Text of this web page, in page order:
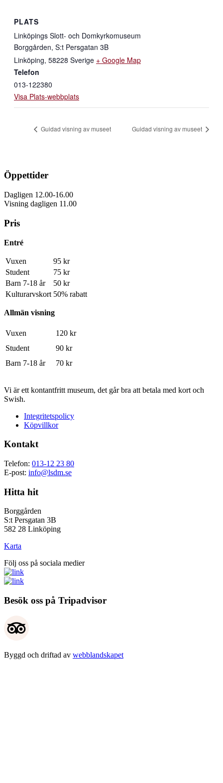
PLATS
Linköpings Slott- och Domkyrkomuseum
Borggården, S:t Persgatan 3B
Linköping, 58228 Sverige + Google Map
Telefon
013-122380
Visa Plats-webbplats
Guidad visning av museet Guidad visning av museet
Öppettider
Dagligen 12.00-16.00
Visning dagligen 11.00
Pris
Entré
Vuxen
95 kr
Student
75 kr
Barn 7-18 år
50 kr
Kulturarvskort 50% rabatt
Allmän visning
Vuxen
120 kr
Student
90 kr
Barn 7-18 år
70 kr
Vi är ett kontantfritt museum, det går bra att betala med kort och
Swish.
Integritetspolicy
Köpvillkor
Kontakt
Telefon: 013-12 23 80
E-post: info@lsdm.se
Hitta hit
Borggården
S:t Persgatan 3B
582 28 Linköping
Karta
Följ oss på sociala medier
Besök oss på Tripadvisor
Byggd och driftad av webblandskapet